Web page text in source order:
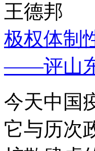
王德邦
极权体制
——评山
今天中国
它与历次